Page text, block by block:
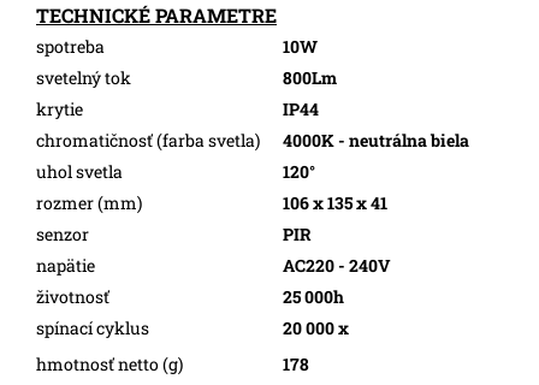
TECHNICKÉ PARAMETRE
spotreba
10W
svetelný tok
800Lm
krytie
IP44
chromatičnosť (farba svetla)
4000K - neutrálna biela
uhol svetla
120°
rozmer (mm)
106 x 135 x 41
senzor
PIR
napätie
AC220 - 240V
životnosť
25 000h
spínací cyklus
20 000 x
hmotnosť netto (g)
178